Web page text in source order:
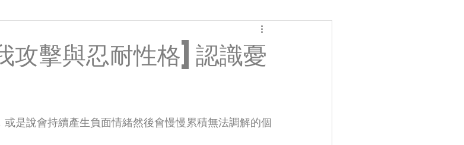
攻擊與忍耐性格]認識憂
是說會持續產生負面情緒然後會慢慢累積無法調解的個